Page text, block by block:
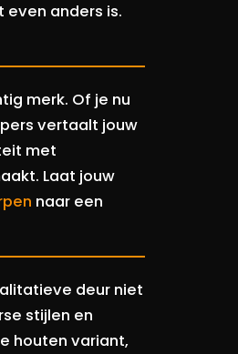
anders is.
merk. Of je nu
vertaalt jouw
met
Laat jouw
naar een
deur niet
stijlen en
houten variant,